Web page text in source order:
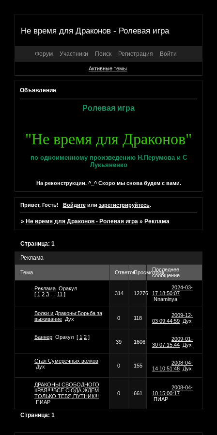
Не время для Драконов - Ролевая игра
Форум Участники Поиск Регистрация Войти
Активные темы
Объявление
Ролевая игра
"Не время для Драконов"
по одноименному произведению Н.Перумова и С
Лукьяненко
На реконструкции. ^_^ Скоро мы снова будем с вами.
Привет, Гость! Войдитеили зарегистрируйтесь.
» Не время для Драконов - Ролевая игра » Реклама
Реклама
Страница:1
Тема ОтветовПросмотровПоследнее
сообщение
Реклама Оракул
[ 1 2 3 11 ] 314 12276
2024-03-
17 18:50:07
Nnaminya
Волки и Драконы:Борьба за
выживание Дух 0 118
2009-12-
03 09:44:59 Дух
Баннер Оракул [ 1 2 ]
39
1606
2009-01-
30 07:15:44 Дух
Стая Сумеречных волков
Дух
0 155
2008-04-
14 10:51:48 Дух
ДРАКОНЫ СВОБОДНОГО
КРАЯ!!!!ВСЕ СЮДА,ЖДЕМ
ТОЛЬКО ТЕБЯ,ПУТНИК!!!
ПИАР
0 661
2008-04-
10 15:00:17
ПИАР
Страница:1